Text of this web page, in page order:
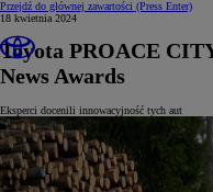
Przejdź do głównej zawartości (Press Enter)
18 kwietnia 2024
Toyota PROACE
News Awards
Eksperci docenili innowacyjność tych aut